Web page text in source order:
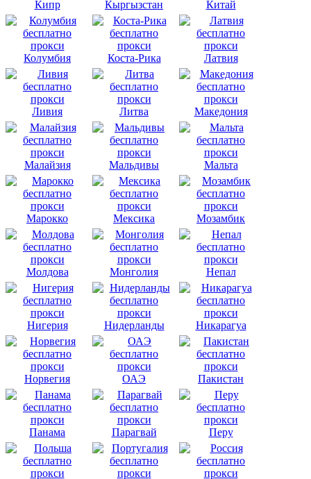
Кипр Кыргызстан Китай
Колумбия Коста-Рика Латвия
Ливия Литва Македония
Малайзия Мальдивы Мальта
Марокко Мексика Мозамбик
Молдова Монголия Непал
Нигерия Нидерланды Никарагуа
Норвегия ОАЭ Пакистан
Панама Парагвай Перу